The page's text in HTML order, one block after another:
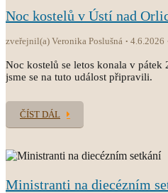
Noc kostelů v Ústí nad
zveřejnil(a) Veronika Poslušná 4.6.2026
Noc kostelů se letos konala v pátek
jsme se na tuto událost připravili.
ČÍST DÁL
Ministranti na diecézním